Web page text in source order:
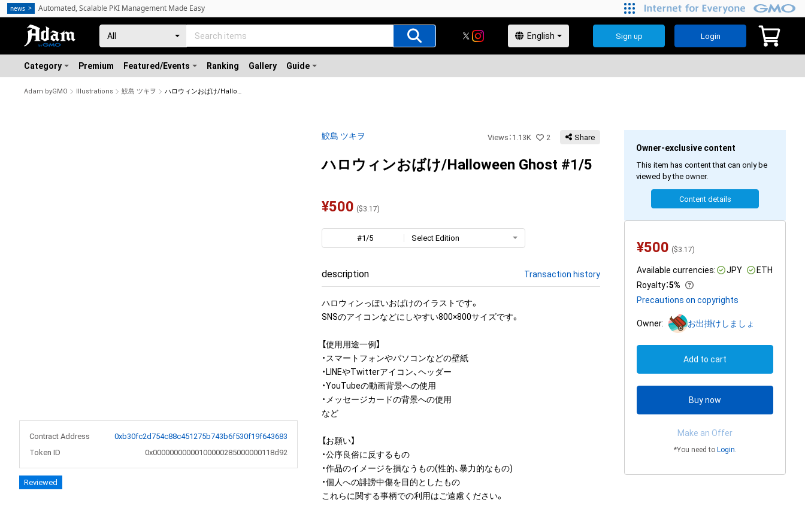
Sign up Login
Category Premium Featured/Events Ranking Gallery Guide
Adam byGMO Illustrations 鮫島 ツキヲ ハロウィンおばけ/Halloween Ghost
Contract Address
0xb30fc2d754c88c451275b743b6f530f19f643683
Token ID
0x00000000000100000285000000118d92
Reviewed
鮫島 ツキヲ Views ： 1.13K 2 Share
ハロウィンおばけ/Halloween Ghost #1/5
¥500 ($3.17)
#1/5 Select Edition
description Transaction history
ハロウィンっぽいおばけのイラストです。
SNSのアイコンなどにしやすい800×800サイズです。
【使用用途一例】
・スマートフォンやパソコンなどの壁紙
・LINEやTwitterアイコン、ヘッダー
・YouTubeの動画背景への使用
・メッセージカードの背景への使用
など
【お願い】
・公序良俗に反するもの
・作品のイメージを損なうもの(性的、暴力的なもの)
・個人への誹謗中傷を目的としたもの
Owner-exclusive content
This item has content that can only be
viewed by the owner.
Content details
¥500 ($3.17)
Available currencies: JPY
ETH
Royalty：5%
Precautions on copyrights
Owner: お出掛けしましょ
Add to cart
Buy now
Make an Offer
*You need to Login.
news Automated, Scalable PKI Management Made Easy